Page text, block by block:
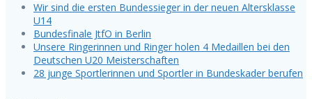
Wir sind die ersten Bundessieger in der neuen Altersklasse
U14
Bundesfinale JtfO in Berlin
Unsere Ringerinnen und Ringer holen 4 Medaillen bei den
Deutschen U20 Meisterschaften
28 junge Sportlerinnen und Sportler in Bundeskader berufen